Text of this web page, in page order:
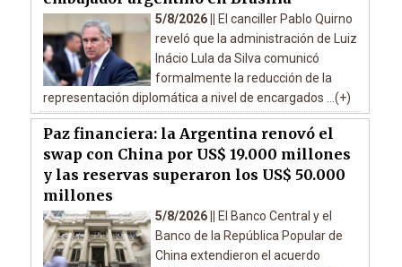
5/8/2026 ||
El canciller Pablo Quirno
reveló que la administración de Luiz
Inácio Lula da Silva comunicó
formalmente la reducción de la
representación diplomática a nivel de encargados ...(+)
Paz financiera: la Argentina renovó el
swap con China por US$ 19.000 millones
y las reservas superaron los US$ 50.000
millones
5/8/2026 ||
El Banco Central y el
Banco de la República Popular de
China extendieron el acuerdo